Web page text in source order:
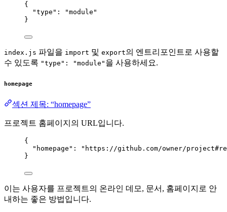
{
"type" : "module "
}
index.js 파일을 import 및 export의 엔트리포인트로 사용할
수 있도록 "type": "module" 을 사용하세요.
homepage
섹션 제목: “homepage”
프로젝트 홈페이지의 URL입니다.
{
"homepage" : " https://github.com/owner/
}
이는 사용자를 프로젝트의 온라인 데모, 문서, 홈페이지로 안
내하는 좋은 방법입니다.